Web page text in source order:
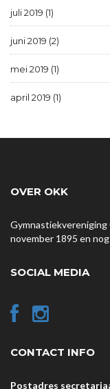
juli 2019 (1)
juni 2019 (2)
mei 2019 (1)
april 2019 (1)
OVER OKK
november 1895 en
SOCIAL MEDIA
CONTACT INFO
Postadres